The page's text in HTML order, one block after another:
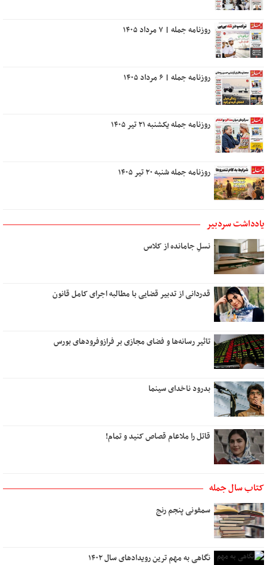
روزنامه جمله | ۷ مرداد ۱۴۰۵
روزنامه جمله | ۶ مرداد ۱۴۰۵
روزنامه جمله یکشنبه ۲۱ تیر ۱۴۰۵
روزنامه جمله شنبه ۲۰ تیر ۱۴۰۵
یادداشت سردبیر
نسلِ جامانده از کلاس
قدردانی از تدبیر قضایی با مطالبه اجرای کامل قانون
تاثیر رسانه‌ها و فضای مجازی بر فرازوفرودهای بورس
بدرود ناخدای سینما
قاتل را ملاعام قصاص کنید و تمام!
کتاب سال جمله
سمفونی پنجم رنج
نگاهی به مهم ترین رویدادهای سال ۱۴۰۲